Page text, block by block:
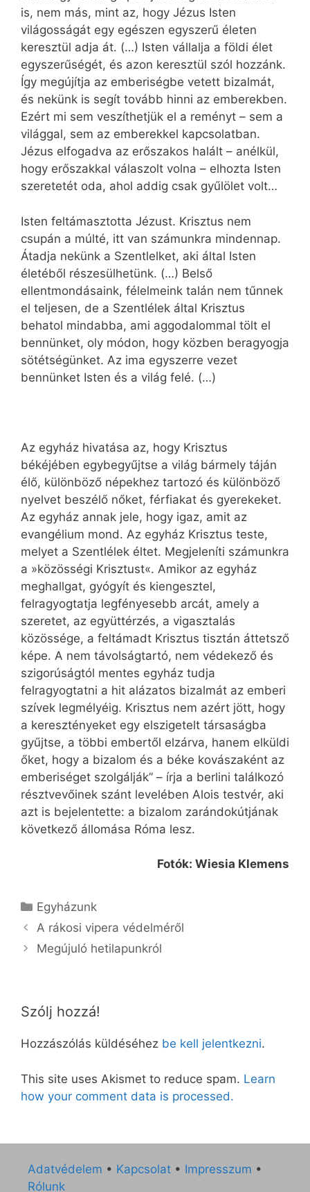
is, nem más, mint az, hogy Jézus Isten
világosságát egy egészen egyszerű életen
keresztül adja át. (…) Isten vállalja a földi élet
egyszerűségét, és azon keresztül szól hozzánk.
Így megújítja az emberiségbe vetett bizalmát,
és nekünk is segít tovább hinni az emberekben.
Ezért mi sem veszíthetjük el a reményt – sem a
világgal, sem az emberekkel kapcsolatban.
Jézus elfogadva az erőszakos halált – anélkül,
hogy erőszakkal válaszolt volna – elhozta Isten
szeretetét oda, ahol addig csak gyűlölet volt…
Isten feltámasztotta Jézust. Krisztus nem
csupán a múlté, itt van számunkra mindennap.
Átadja nekünk a Szentlelket, aki által Isten
életéből részesülhetünk. (…) Belső
ellentmondásaink, félelmeink talán nem tűnnek
el teljesen, de a Szentlélek által Krisztus
behatol mindabba, ami aggodalommal tölt el
bennünket, oly módon, hogy közben beragyogja
sötétségünket. Az ima egyszerre vezet
bennünket Isten és a világ felé. (…)
Az egyház hivatása az, hogy Krisztus
békéjében egybegyűjtse a világ bármely táján
élő, különböző népekhez tartozó és különböző
nyelvet beszélő nőket, férfiakat és gyerekeket.
Az egyház annak jele, hogy igaz, amit az
evangélium mond. Az egyház Krisztus teste,
melyet a Szentlélek éltet. Megjeleníti számunkra
a »közösségi Krisztust«. Amikor az egyház
meghallgat, gyógyít és kiengesztel,
felragyogtatja legfényesebb arcát, amely a
szeretet, az együttérzés, a vigasztalás
közössége, a feltámadt Krisztus tisztán áttetsző
képe. A nem távolságtartó, nem védekező és
szigorúságtól mentes egyház tudja
felragyogtatni a hit alázatos bizalmát az emberi
szívek legmélyéig. Krisztus nem azért jött, hogy
a keresztényeket egy elszigetelt társaságba
gyűjtse, a többi embertől elzárva, hanem elküldi
őket, hogy a bizalom és a béke kovászaként az
emberiséget szolgálják” – írja a berlini találkozó
résztvevőinek szánt levelében Alois testvér, aki
azt is bejelentette: a bizalom zarándokútjának
következő állomása Róma lesz.
Fotók: Wiesia Klemens
Kategória
Egyházunk
A rákosi vipera védelméről
Megújuló hetilapunkról
Szólj hozzá!
Hozzászólás küldéséhez be kell jelentkezni.
This site uses Akismet to reduce spam. Learn
how your comment data is processed.
Adatvédelem • Kapcsolat • Impresszum •
Rólunk